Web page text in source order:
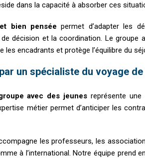
dans la capacité à absorber ces
bien pensée permet d’adapter les
décision et la coordination. Le
les encadrants et protège l’équilibre du
un spécialiste du voyage
avec des jeunes représente une
métier permet d’anticiper les
les professeurs, les
à l’international. Notre équipe prend